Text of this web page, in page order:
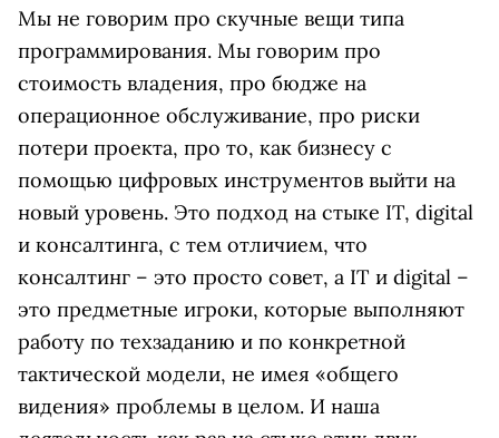
Мы не говорим про скучные вещи типа
программирования. Мы говорим про
стоимость владения, про бюдже на
операционное обслуживание, про риски
потери проекта, про то, как бизнесу с
помощью цифровых инструментов выйти на
новый уровень. Это подход на стыке IT, digital
и консалтинга, с тем отличием, что
консалтинг – это просто совет, а IT и digital –
это предметные игроки, которые выполняют
работу по техзаданию и по конкретной
тактической модели, не имея «общего
видения» проблемы в целом. И наша